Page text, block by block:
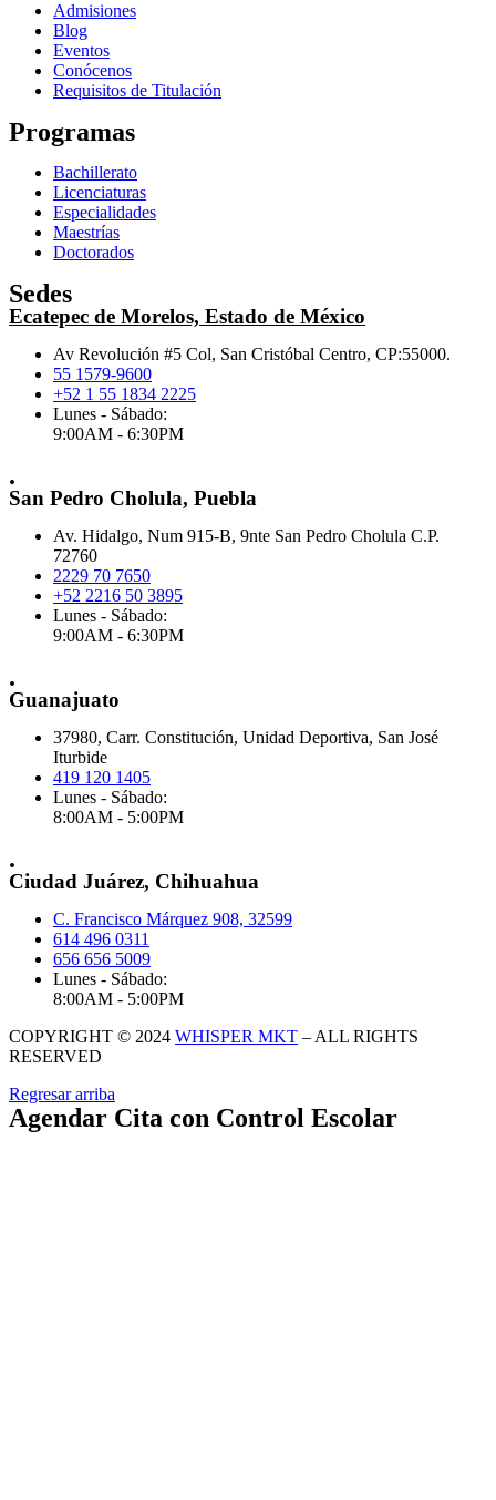
Admisiones
Blog
Eventos
Conócenos
Requisitos de Titulación
Programas
Bachillerato
Licenciaturas
Especialidades
Maestrías
Doctorados
Sedes
Ecatepec de Morelos, Estado de México
Av Revolución #5 Col, San Cristóbal Centro, CP:55000.
55 1579-9600
+52 1 55 1834 2225
Lunes - Sábado:
9:00AM - 6:30PM
.
San Pedro Cholula, Puebla
Av. Hidalgo, Num 915-B, 9nte San Pedro Cholula C.P.
72760
2229 70 7650
+52 2216 50 3895
Lunes - Sábado:
9:00AM - 6:30PM
.
Guanajuato
37980, Carr. Constitución, Unidad Deportiva, San José
Iturbide
419 120 1405
Lunes - Sábado:
8:00AM - 5:00PM
.
Ciudad Juárez, Chihuahua
C. Francisco Márquez 908, 32599
614 496 0311
656 656 5009
Lunes - Sábado:
8:00AM - 5:00PM
COPYRIGHT © 2024 WHISPER MKT – ALL RIGHTS
RESERVED
Regresar arriba
Agendar Cita con Control Escolar